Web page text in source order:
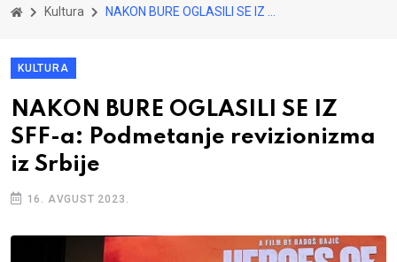
Kultura NAKON BURE OGLASILI SE IZ SFF-a: Podmetanje revizionizma iz Srbije
KULTURA
NAKON BURE OGLASILI SE IZ
SFF-a: Podmetanje revizionizma
iz Srbije
16. AVGUST 2023.